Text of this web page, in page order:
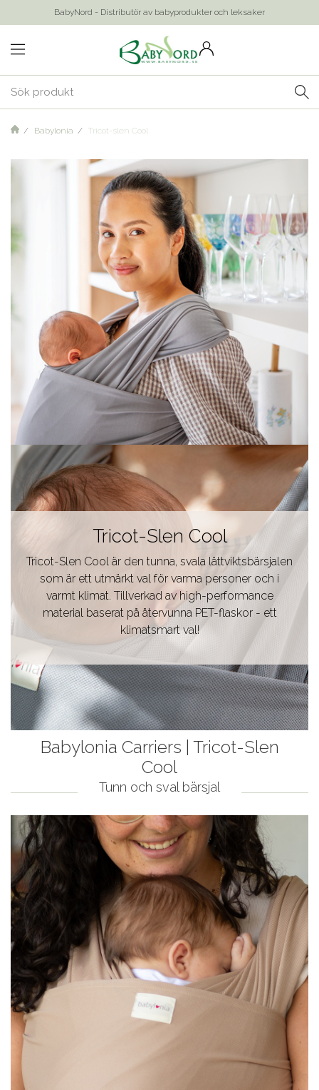
BabyNord - Distributör av babyprodukter och leksaker
Babylonia Tricot-slen Cool
Tricot-Slen Cool
Tricot-Slen Cool är den tunna, svala lättviktsbärsjalen
som är ett utmärkt val för varma personer och i
varmt klimat. Tillverkad av high-performance
material baserat på återvunna PET-flaskor - ett
klimatsmart val!
Babylonia Carriers | Tricot-Slen
Cool
Tunn och sval bärsjal